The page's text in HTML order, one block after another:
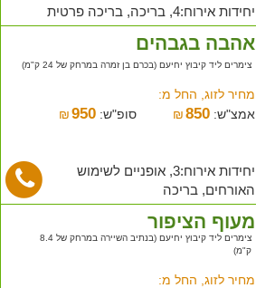
יחידות אירוח:4, בריכה, בריכה פרטית
אהבה בגבהים
צימרים ליד קיבוץ יחיעם (בכרם בן זמרה במרחק של 24 ק"מ)
מחיר לזוג, החל מ:
אמצ"ש:
₪850 סופ"ש: ₪ 950
יחידות אירוח:3, אופניים לשימוש
האורחים, בריכה
מעוף הציפור
צימרים ליד קיבוץ יחיעם (בנתיב השיירה במרחק של 8.4
ק"מ)
מחיר לזוג, החל מ: